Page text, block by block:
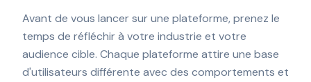
Avant de vous lancer sur une plateforme, prenez le
temps de réfléchir à votre industrie et votre
audience cible. Chaque plateforme attire une base
d'utilisateurs différente avec des comportements et